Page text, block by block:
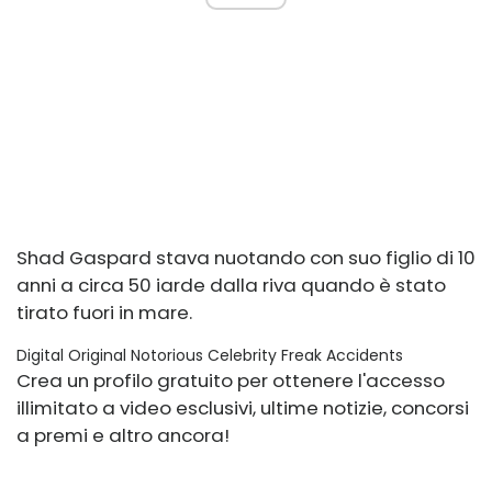
Shad Gaspard stava nuotando con suo figlio di 10
anni a circa 50 iarde dalla riva quando è stato
tirato fuori in mare.
Digital Original Notorious Celebrity Freak Accidents
Crea un profilo gratuito per ottenere l'accesso
illimitato a video esclusivi, ultime notizie, concorsi
a premi e altro ancora!